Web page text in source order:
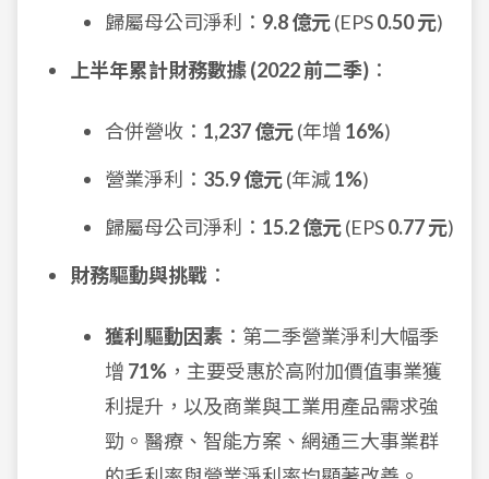
歸屬母公司淨利： 9.8 億元(EPS0.50 元)
上半年累計財務數據 (2022 前二季) ：
合併營收： 1,237 億元(年增 16%)
營業淨利： 35.9 億元(年減1%)
歸屬母公司淨利： 15.2 億元(EPS0.77 元)
財務驅動與挑戰 ：
獲利驅動因素 ：第二季營業淨利大幅季
增 71% ，主要受惠於高附加價值事業獲
利提升，以及商業與工業用產品需求強
勁。醫療、智能方案、網通三大事業群